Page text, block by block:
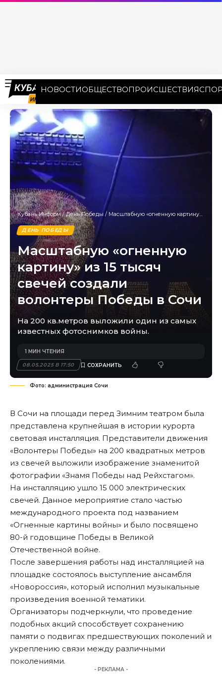
НОВОСТИОБЩЕСТВОПРОИСШЕСТВИЯ
Кубань Информ/День Победы/ Масштабную «огненную картину» из 15 тысяч свечей создали волонтеры Победы в Сочи
ДЕНЬ ПОБЕДЫ
Масштабную «огненную
картину» из 15 тысяч
свечей создали
волонтеры Победы в Сочи
На 200 кв.метров выложили один из самых
известных фотоснимков войны.
08.05.2025 В 17:50
1 МИН ЧТЕНИЯ
Фото: администрация Сочи
В Сочи на площади перед Зимним театром была
представлена крупнейшая в истории курорта
световая инсталляция. Представители движения
«Волонтеры Победы» на 200 квадратных метров
из свечей выложили изображение знаменитой
фотографии «Знамя Победы над Рейхстагом».
На инсталляцию ушло 15 000 электрических
свечей. Данное мероприятие стало частью
международного проекта под названием
«Огненные картины войны» и было посвящено
80-й годовщине Победы в Великой
Отечественной войне.
После завершения работы над инсталляцией на
площадке состоялось выступление ансамбля
«Новороссия», который исполнил музыкальные
произведения военной тематики.
Организаторы подчеркнули, что проведение
подобных акций способствует сохранению
памяти о подвигах предшествующих поколений и
укреплению связи между различными
поколениями.
- РЕКЛАМА -